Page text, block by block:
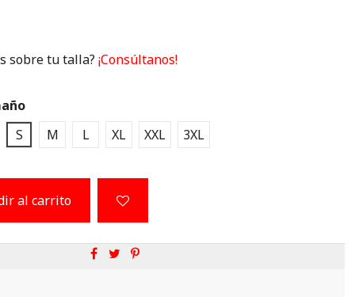
sobre tu talla? ¡Consúltanos!
S
M L XL XXL 3XL
al carrito